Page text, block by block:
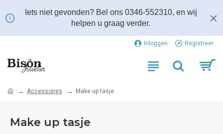
Iets niet gevonden? Bel ons 0346-552310, en wij
helpen u graag verder.
Inloggen Registreer
Accessoires Make up tasje
Make up tasje